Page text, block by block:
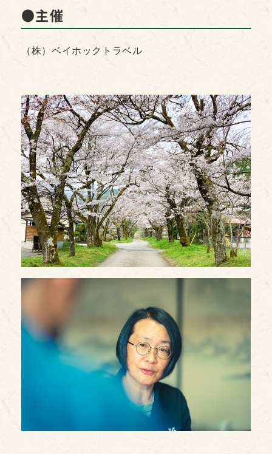
●主催
（株）ベイホックトラベル